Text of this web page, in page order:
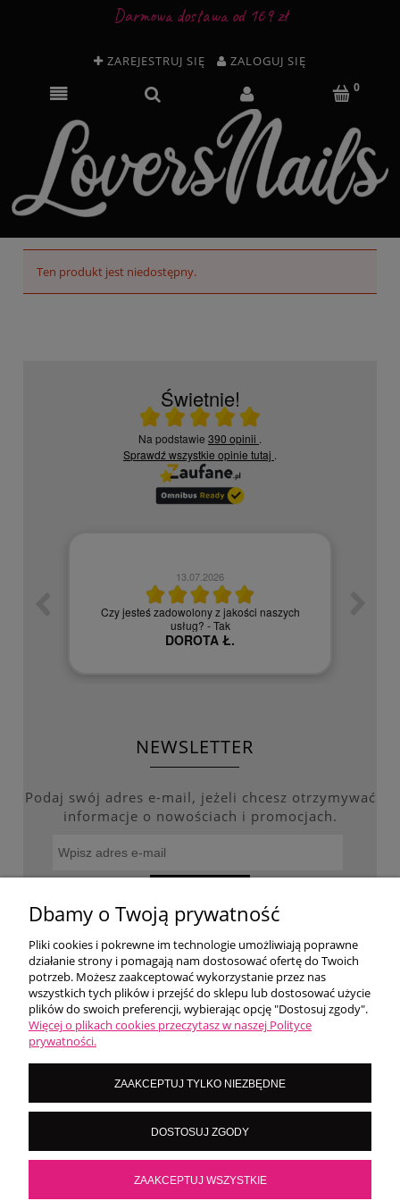
Darmowa dostawa od 169 zł
ZAREJESTRUJ SIĘ ZALOGUJ SIĘ
Ten produkt jest niedostępny.
Świetnie!
Ocena średnia 5 na 5
Na podstawie 390 opinii .
Sprawdź wszystkie opinie tutaj .
13.07.2026
Czy jesteś zadowolony z jakości naszych
usług? - Tak
DOROTA Ł.
NEWSLETTER
Podaj swój adres e-mail, jeżeli chcesz otrzymywać
informacje o nowościach i promocjach.
WARUNKI ZAKUPÓW
MOJE KONTO
LoversNails Paulina Wiktorowicz | Brzozowa 7, 05-300 Targówka, woj
Kontakt pn - pt: 8:00 - 16:00 |importmistewiczpartners@gmail.com
Dbamy o Twoją prywatność
Pliki cookies i pokrewne im technologie umożliwiają poprawne
działanie strony i pomagają nam dostosować ofertę do Twoich
potrzeb. Możesz zaakceptować wykorzystanie przez nas
wszystkich tych plików i przejść do sklepu lub dostosować użycie
plików do swoich preferencji, wybierając opcję "Dostosuj zgody".
Więcej o plikach cookies przeczytasz w naszej Polityce
prywatności.
ZAAKCEPTUJ TYLKO NIEZBĘDNE
DOSTOSUJ ZGODY
ZAAKCEPTUJ WSZYSTKIE